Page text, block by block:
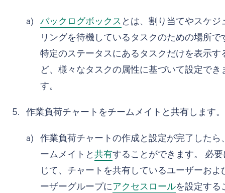
バックログボックス とは、割り当てやスケジ
リングを待機しているタスクのための場所で
特定のステータスにあるタスクだけを表示す
ど、様々なタスクの属性に基づいて設定でき
す。
作業負荷チャートをチームメイトと共有します。
作業負荷チャートの作成と設定が完了したら
ームメイトと共有することができます。 必
じて、チャートを共有しているユーザーおよ
ーザーグループにアクセスロールを設定する